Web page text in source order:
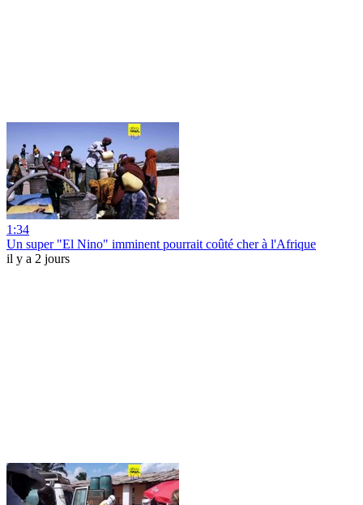
1:34
Un super "El Nino" imminent pourrait coûté cher à l'Afrique
il y a 2 jours